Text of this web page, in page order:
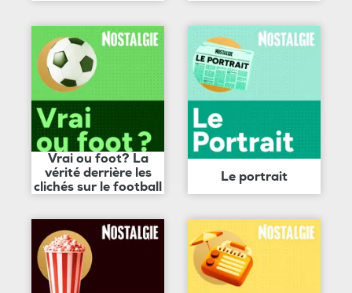
Vrai ou foot? La
vérité derrière les
clichés sur le football
Le portrait